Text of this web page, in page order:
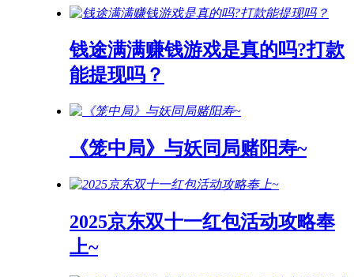
钱途满满赚钱游戏是真的吗?打款
能提现吗？
《笼中局》与妖同局赌阳寿~
2025京东双十一红包活动攻略奉
上~